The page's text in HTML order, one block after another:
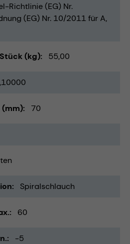
Richtlinie (EG) Nr.
(EG) Nr. 10/2011 für A,
(kg) 55,00
70
Spiralschlauch
60
-5